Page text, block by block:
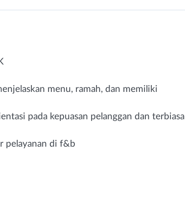
menu, ramah, dan memiliki
pada kepuasan pelanggan dan terbiasa
pelayanan di f&b